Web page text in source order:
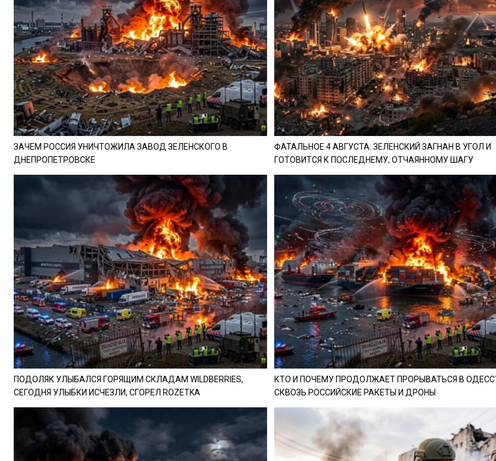
ЗАЧЕМ РОССИЯ УНИЧТОЖИЛА ЗАВОД ЗЕЛЕНСКОГО В
ДНЕПРОПЕТРОВСКЕ
ФАТАЛЬНОЕ 4 АВГУСТА: ЗЕЛЕНСКИЙ ЗАГНАН В УГОЛ И
ГОТОВИТСЯ К ПОСЛЕДНЕМУ, ОТЧАЯННОМУ ШАГУ
ПОДОЛЯК УЛЫБАЛСЯ ГОРЯЩИМ СКЛАДАМ WILDBERRIES,
СЕГОДНЯ УЛЫБКИ ИСЧЕЗЛИ, СГОРЕЛ ROZETKA
КТО И ПОЧЕМУ ПРОДОЛЖАЕТ ПРОРЫВАТЬСЯ В
СКВОЗЬ РОССИЙСКИЕ РАКЕТЫ И ДРОНЫ